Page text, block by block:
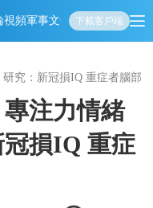
視頻軍事文化 娛樂生活教育體
下載客戶端
究：新冠損IQ 重症者腦部
專注力情緒
損IQ 重症